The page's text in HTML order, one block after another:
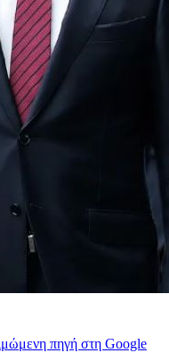
πηγή στη Google